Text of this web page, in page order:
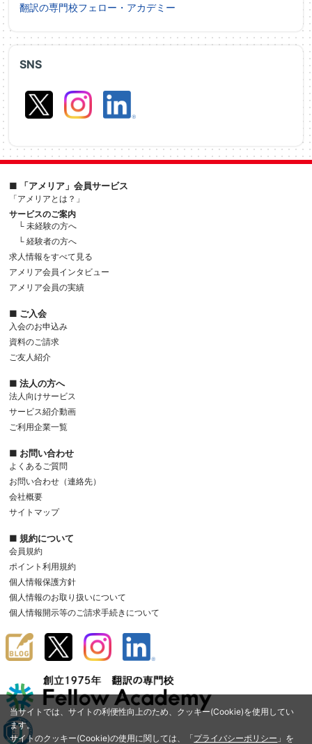
当サイトでは、サイトの利便性向上のため、クッキー(Cookie)を使用してい
ます。
サイトのクッキー(Cookie)の使用に関しては、「プライバシーポリシー 」を
SNS
翻訳の専門校フェロー・アカデミー
■ 「アメリア」会員サービス
「アメリアとは？」
サービスのご案内
└ 未経験の方へ
└ 経験者の方へ
求人情報をすべて見る
アメリア会員インタビュー
アメリア会員の実績
■ ご入会
入会のお申込み
資料のご請求
ご友人紹介
■ 法人の方へ
法人向けサービス
サービス紹介動画
ご利用企業一覧
■ お問い合わせ
よくあるご質問
お問い合わせ（連絡先）
会社概要
サイトマップ
■ 規約について
会員規約
ポイント利用規約
個人情報保護方針
個人情報のお取り扱いについて
個人情報開示等のご請求手続きについて